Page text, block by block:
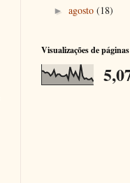
► agosto (18)
Visualizações de